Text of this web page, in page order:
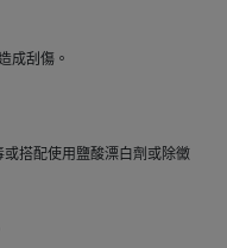
成刮傷。
搭配使用鹽酸漂白劑或除黴